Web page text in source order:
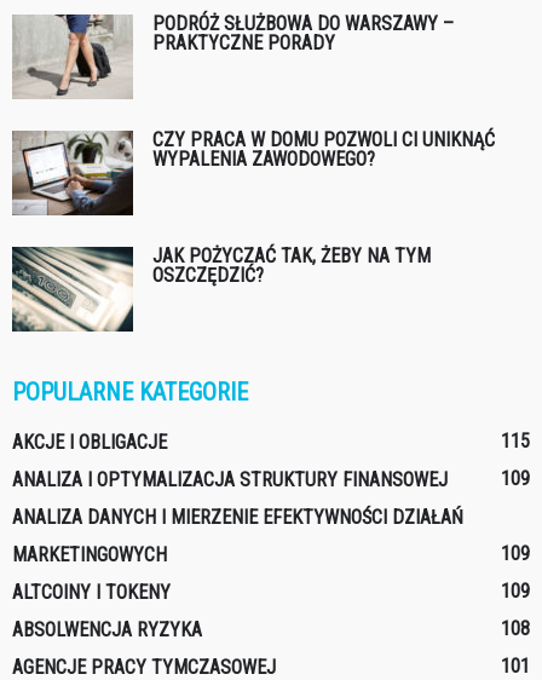
PODRÓŻ SŁUŻBOWA DO WARSZAWY –
PRAKTYCZNE PORADY
CZY PRACA W DOMU POZWOLI CI UNIKNĄĆ
WYPALENIA ZAWODOWEGO?
JAK POŻYCZAĆ TAK, ŻEBY NA TYM
OSZCZĘDZIĆ?
POPULARNE KATEGORIE
AKCJE I OBLIGACJE
115
ANALIZA I OPTYMALIZACJA STRUKTURY FINANSOWEJ
109
ANALIZA DANYCH I MIERZENIE EFEKTYWNOŚCI DZIAŁAŃ
MARKETINGOWYCH
109
ALTCOINY I TOKENY
109
ABSOLWENCJA RYZYKA
108
AGENCJE PRACY TYMCZASOWEJ
101